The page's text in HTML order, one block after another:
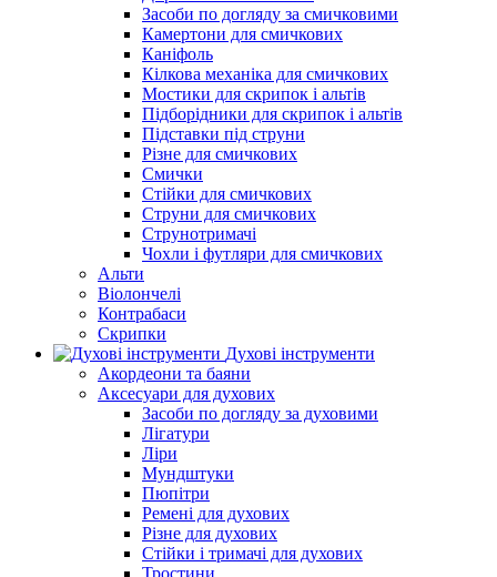
Засоби по догляду за смичковими
Камертони для смичкових
Каніфоль
Кілкова механіка для смичкових
Мостики для скрипок і альтів
Підборiдники для скрипок і альтів
Підставки під струни
Різне для смичкових
Смички
Стійки для смичкових
Струни для смичкових
Струнотримачі
Чохли і футляри для смичкових
Альти
Віолончелі
Контрабаси
Скрипки
Духові інструменти
Акордеони та баяни
Аксесуари для духових
Засоби по догляду за духовими
Лігатури
Ліри
Мундштуки
Пюпітри
Ремені для духових
Різне для духових
Стійки і тримачі для духових
Тростини